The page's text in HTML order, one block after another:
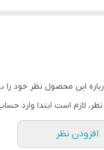
این محصول نظر خود را
لازم است ابتدا وارد
افزودن نظر